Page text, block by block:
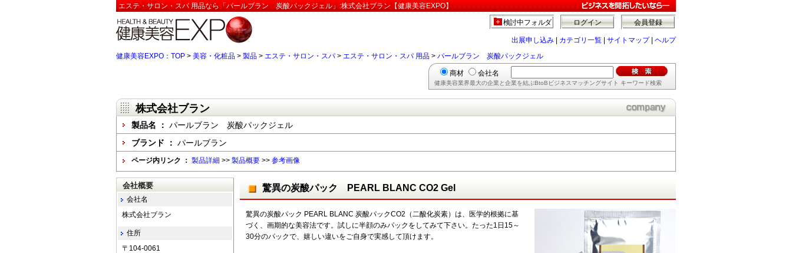
エステ・サロン・スパ 用品なら「パールブラン 炭酸パックジェル」:株式会社ブラン【健康美容EXPO】
会員登録
ログイン
検討中フォルダ
出展申し込み カテゴリ一覧 サイトマップ| ヘルプ
健康美容EXPO：TOP > 美容・化粧品 > 製品 > エステ・サロン・スパ> エステ・サロン・スパ 用品 > パールブラン 炭酸パックジェル
商材 会社名
健康美容業界最大の企業と企業を結ぶBtoBビジネスマッチングサイト キーワード検索
株式会社ブラン
製品名 ： パールブラン 炭酸パックジェル
ブランド ： パールブラン
ページ内リンク ： 製品詳細 >> 製品概要 >> 参考画像
驚異の炭酸パック PEARL BLANC CO2 Gel
驚異の炭酸パック PEARL BLANC 炭酸パックCO2（二酸化炭素）は、医学的根拠に基
づく、画期的な美容法です。試しに半顔のみパックをしてみて下さい。たった1日15～
30分のパックで、嬉しい違いをご自身で実感して頂けます。
会社概要
会社名
株式会社ブラン
住所
〒104-0061